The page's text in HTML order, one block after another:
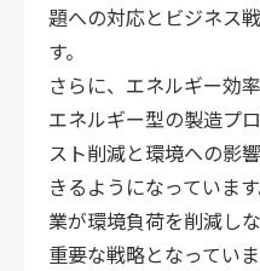
題への対応とビジネス
す。
さらに、エネルギー効
エネルギー型の製造プ
スト削減と環境への影
きるようになっていま
業が環境負荷を削減し
重要な戦略となっていま